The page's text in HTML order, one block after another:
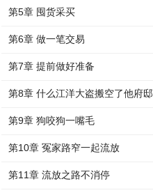
第5章 囤货采买
第6章 做一笔交易
第7章 提前做好准备
第8章 什么江洋大盗搬空了他府邸
第9章 狗咬狗一嘴毛
第10章 冤家路窄一起流放
第11章 流放之路不消停